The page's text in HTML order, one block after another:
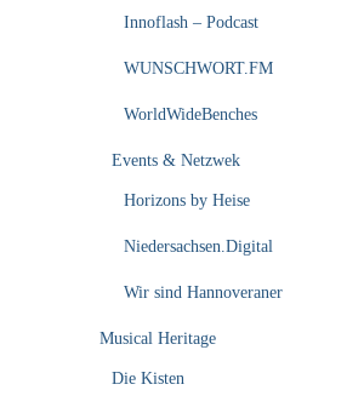
Innoflash – Podcast
WUNSCHWORT.FM
WorldWideBenches
Events & Netzwek
Horizons by Heise
Niedersachsen.Digital
Wir sind Hannoveraner
Musical Heritage
Die Kisten